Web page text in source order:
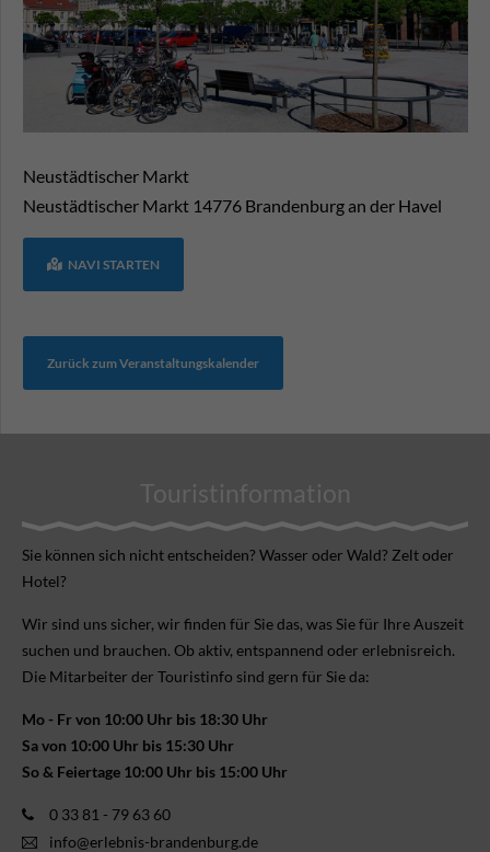
Neustädtischer Markt
Neustädtischer Markt 14776 Brandenburg an der Havel
NAVI STARTEN
Zurück zum Veranstaltungskalender
Touristinformation
Sie können sich nicht ent­scheiden? Wasser oder Wald? Zelt oder
Hotel?
Wir sind uns sicher, wir finden für Sie das, was Sie für Ihre Aus­zeit
suchen und brauchen. Ob aktiv, ent­spannend oder erlebnis­reich.
Die Mitarbeiter der Touristinfo sind gern für Sie da:
Mo - Fr von 10:00 Uhr bis 18:30 Uhr
Sa von 10:00 Uhr bis 15:30 Uhr
So & Feiertage 10:00 Uhr bis 15:00 Uhr
0 33 81 - 79 63 60
info@erlebnis-brandenburg.de